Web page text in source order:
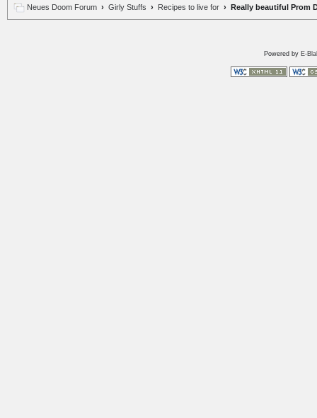
Neues Doom Forum › Girly Stuffs › Recipes to live for › Really beautiful Prom
Powered by E-